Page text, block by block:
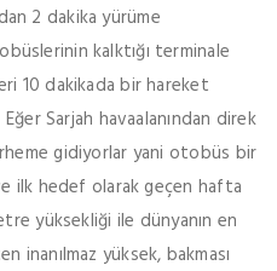
2 dakika yürüme
kalktığı terminale
10 dakikada bir hareket
Sarjah havaalanından direk
gidiyorlar yani otobüs bir
ilk hedef olarak geçen hafta
yüksekliği ile dünyanın en
inanılmaz yüksek, bakması